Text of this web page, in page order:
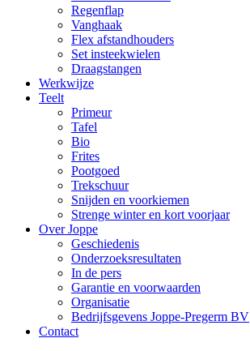
Regenflap
Vanghaak
Flex afstandhouders
Set insteekwielen
Draagstangen
Werkwijze
Teelt
Primeur
Tafel
Bio
Frites
Pootgoed
Trekschuur
Snijden en voorkiemen
Strenge winter en kort voorjaar
Over Joppe
Geschiedenis
Onderzoeksresultaten
In de pers
Garantie en voorwaarden
Organisatie
Bedrijfsgevens Joppe-Pregerm BV
Contact